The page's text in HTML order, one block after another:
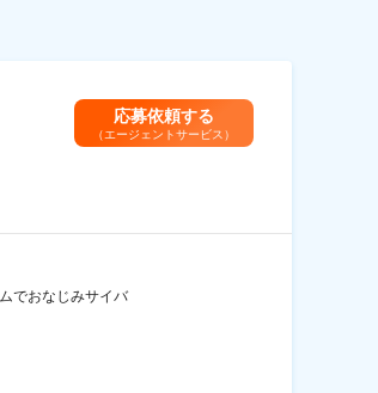
応募依頼する
（エージェントサービス）
でおなじみサイバ